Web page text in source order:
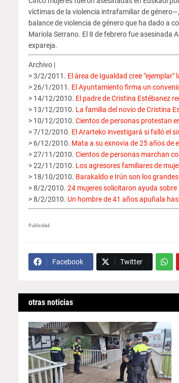
víctimas de la violencia intrafamiliar de
balance de violencia de género que ha dado a
Mariola Serrano. El 8 de febrero fue asesinada
expareja.
Archivo |
> 3/2/2011. El área de Igualdad cree
> 26/1/2011. El Ayuntamiento firma un
> 14/12/2010. El padre de Cristina Estébanez
> 13/12/2010. La familia del novio de Cristina
> 10/12/2010. Cientos de personas protestan
> 7/12/2010. El Ararteko investigará si falló el
> 6/12/2010. Mata a su exnovia de 25 años de
> 27/11/2010. Cientos de personas marchan
> 22/11/2010. Los agresores familiares de
> 18/10/2010. Barakaldo e Irún son los
> 8/2/2010. 24 mujeres solicitaron ayuda
> 8/2/2010. Un hombre de 41 años apuñala
Publicidad
Facebook Twitter
otras noticias